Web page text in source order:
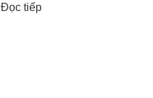
Đọc tiếp